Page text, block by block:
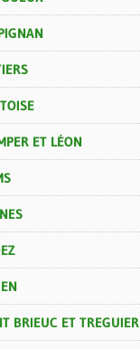
ET LÉON
BRIEUC ET TREGUIER